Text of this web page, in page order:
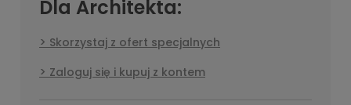
Dla Architekta:
Skorzystaj z ofert specjalnych
Zaloguj się i kupuj z kontem